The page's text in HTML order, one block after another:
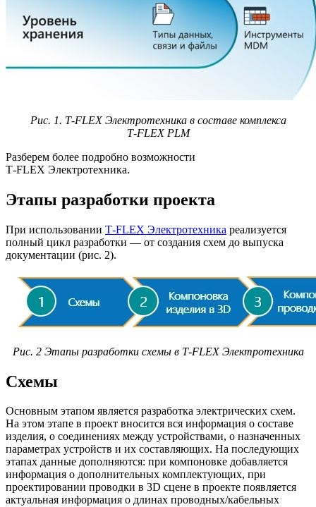
Рис. 1. T‑FLEX Электротехника в составе комплекса
T‑FLEX PLM
Разберем более подробно возможности
T‑FLEX Электротехника.
Этапы разработки проекта
При использовании T‑FLEX Электротехника реализуется
полный цикл разработки — от создания схем до выпуска
документации (рис. 2).
Рис. 2 Этапы разработки схемы в T‑FLEX Электротехника
Cхемы
Основным этапом является разработка электрических схем.
На этом этапе в проект вносится вся информация о составе
изделия, о соединениях между устройствами, о назначенных
параметрах устройств и их составляющих. На последующих
этапах данные дополняются: при компоновке добавляется
информация о дополнительных комплектующих, при
проектировании проводки в 3D сцене в проекте появляется
актуальная информация о длинах проводных/кабельных